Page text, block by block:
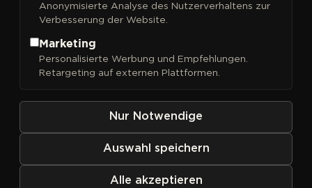
Kein Produkt definiert
Anonymisierte Analyse des Nutzerverhaltens zur
Verbesserung der Website.
Marketing
Personalisierte Werbung und Empfehlungen.
Retargeting auf externen Plattformen.
Nur Notwendige
Auswahl speichern
Alle akzeptieren